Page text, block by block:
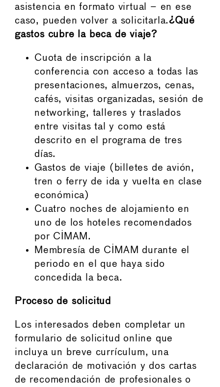
asistencia en formato virtual – en ese
caso, pueden volver a solicitarla. ¿Qué
gastos cubre la beca de viaje?
Cuota de inscripción a la
conferencia con acceso a todas las
presentaciones, almuerzos, cenas,
cafés, visitas organizadas, sesión de
networking, talleres y traslados
entre visitas tal y como está
descrito en el programa de tres
días.
Gastos de viaje (billetes de avión,
tren o ferry de ida y vuelta en clase
económica)
Cuatro noches de alojamiento en
uno de los hoteles recomendados
por CIMAM.
Membresía de CIMAM durante el
periodo en el que haya sido
concedida la beca.
Proceso de solicitud
Los interesados deben completar un
formulario de solicitud online que
incluya un breve currículum, una
declaración de motivación y dos cartas
de recomendación de profesionales o